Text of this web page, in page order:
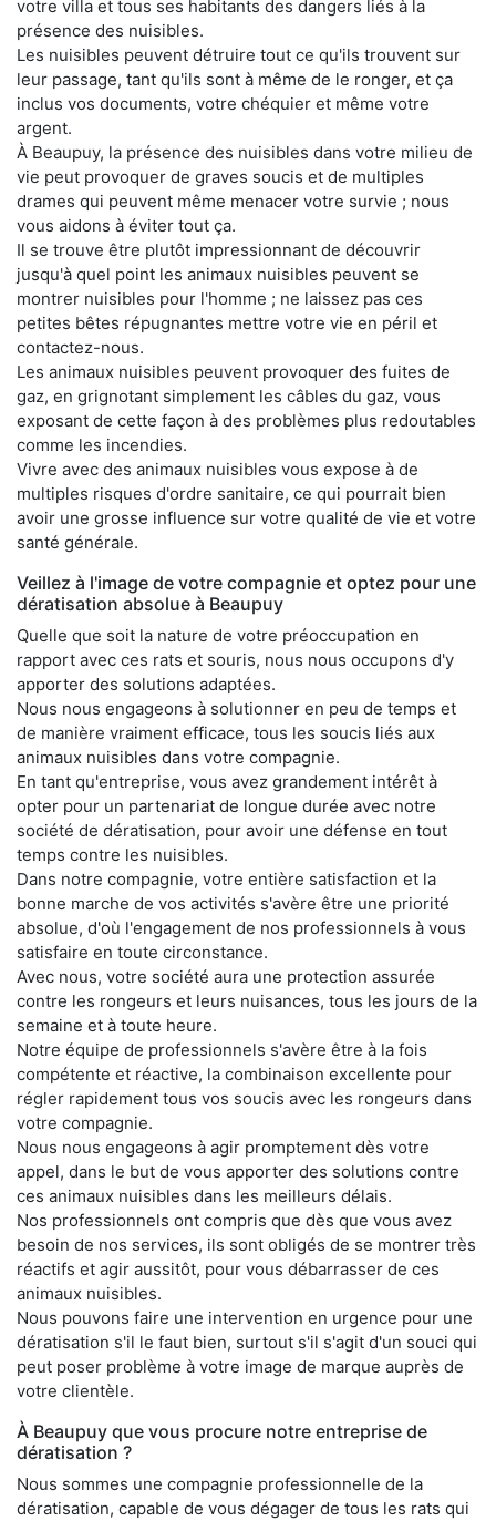
votre villa et tous ses habitants des dangers liés à la
présence des nuisibles.
Les nuisibles peuvent détruire tout ce qu'ils trouvent sur
leur passage, tant qu'ils sont à même de le ronger, et ça
inclus vos documents, votre chéquier et même votre
argent.
À Beaupuy, la présence des nuisibles dans votre milieu de
vie peut provoquer de graves soucis et de multiples
drames qui peuvent même menacer votre survie ; nous
vous aidons à éviter tout ça.
Il se trouve être plutôt impressionnant de découvrir
jusqu'à quel point les animaux nuisibles peuvent se
montrer nuisibles pour l'homme ; ne laissez pas ces
petites bêtes répugnantes mettre votre vie en péril et
contactez-nous.
Les animaux nuisibles peuvent provoquer des fuites de
gaz, en grignotant simplement les câbles du gaz, vous
exposant de cette façon à des problèmes plus redoutables
comme les incendies.
Vivre avec des animaux nuisibles vous expose à de
multiples risques d'ordre sanitaire, ce qui pourrait bien
avoir une grosse influence sur votre qualité de vie et votre
santé générale.
Veillez à l'image de votre compagnie et optez pour une
dératisation absolue à Beaupuy
Quelle que soit la nature de votre préoccupation en
rapport avec ces rats et souris, nous nous occupons d'y
apporter des solutions adaptées.
Nous nous engageons à solutionner en peu de temps et
de manière vraiment efficace, tous les soucis liés aux
animaux nuisibles dans votre compagnie.
En tant qu'entreprise, vous avez grandement intérêt à
opter pour un partenariat de longue durée avec notre
société de dératisation, pour avoir une défense en tout
temps contre les nuisibles.
Dans notre compagnie, votre entière satisfaction et la
bonne marche de vos activités s'avère être une priorité
absolue, d'où l'engagement de nos professionnels à vous
satisfaire en toute circonstance.
Avec nous, votre société aura une protection assurée
contre les rongeurs et leurs nuisances, tous les jours de la
semaine et à toute heure.
Notre équipe de professionnels s'avère être à la fois
compétente et réactive, la combinaison excellente pour
régler rapidement tous vos soucis avec les rongeurs dans
votre compagnie.
Nous nous engageons à agir promptement dès votre
appel, dans le but de vous apporter des solutions contre
ces animaux nuisibles dans les meilleurs délais.
Nos professionnels ont compris que dès que vous avez
besoin de nos services, ils sont obligés de se montrer très
réactifs et agir aussitôt, pour vous débarrasser de ces
animaux nuisibles.
Nous pouvons faire une intervention en urgence pour une
dératisation s'il le faut bien, surtout s'il s'agit d'un souci qui
peut poser problème à votre image de marque auprès de
votre clientèle.
À Beaupuy que vous procure notre entreprise de
dératisation ?
Nous sommes une compagnie professionnelle de la
dératisation, capable de vous dégager de tous les rats qui